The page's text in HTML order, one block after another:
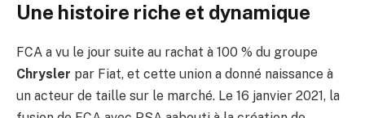
Une histoire riche et dynamique
FCA a vu le jour suite au rachat à 100 % du groupe
Chrysler par Fiat, et cette union a donné naissance à
un acteur de taille sur le marché. Le 16 janvier 2021, la